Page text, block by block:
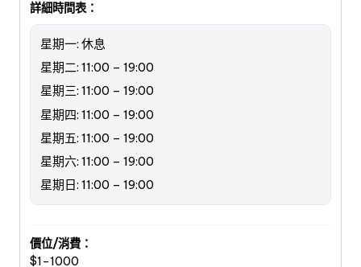
詳細時間表：
星期一: 休息
星期二: 11:00 – 19:00
星期三: 11:00 – 19:00
星期四: 11:00 – 19:00
星期五: 11:00 – 19:00
星期六: 11:00 – 19:00
星期日: 11:00 – 19:00
價位/消費：
$1-1000